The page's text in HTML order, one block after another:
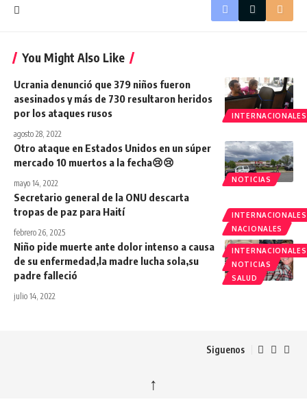
You Might Also Like
INTERNACIONALES
Ucrania denunció que 379 niños fueron
asesinados y más de 730 resultaron heridos
por los ataques rusos
agosto 28, 2022
NOTICIAS
Otro ataque en Estados Unidos en un súper
mercado 10 muertos a la fecha😢😢
mayo 14, 2022
INTERNACIONALES
NACIONALES
Secretario general de la ONU descarta
tropas de paz para Haití
febrero 26, 2025
INTERNACIONALES
NOTICIAS
SALUD
Niño pide muerte ante dolor intenso a causa
de su enfermedad,la madre lucha sola,su
padre falleció
julio 14, 2022
Siguenos
↑